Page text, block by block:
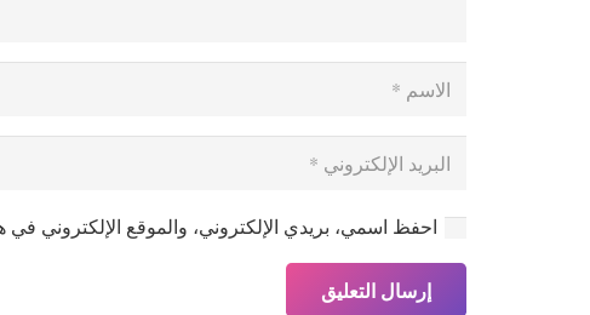
احفظ اسمي، بريدي الإلكتروني، والموقع الإلكتروني في
إرسال التعليق